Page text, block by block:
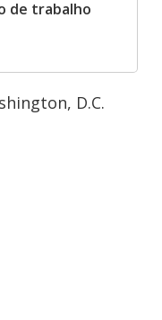
de trabalho
D.C.